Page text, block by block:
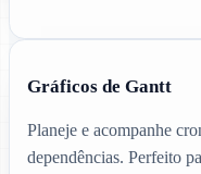
Gráficos de Gantt
Planeje e acompanhe
dependências. Perfeito